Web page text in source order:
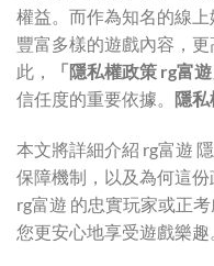
權益。而作為知名的線上
豐富多樣的遊戲內容，
此，
「隱私權政策 rg富遊
信任度的重要依據。 隱
本文將詳細介紹 rg富遊
保障機制，以及為何這
rg富遊 的忠實玩家或正
您更安心地享受遊戲樂趣